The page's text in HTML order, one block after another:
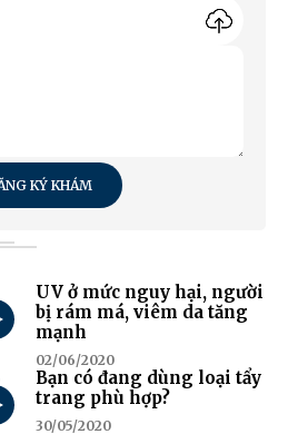
KÝ KHÁM
UV ở mức nguy hại, người
bị rám má, viêm da tăng
mạnh
02/06/2020
Bạn có đang dùng loại tẩy
trang phù hợp?
30/05/2020